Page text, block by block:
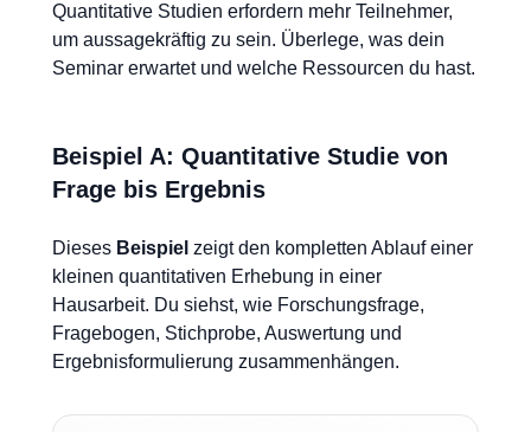
Quantitative Studien erfordern mehr Teilnehmer,
um aussagekräftig zu sein. Überlege, was dein
Seminar erwartet und welche Ressourcen du hast.
Beispiel A: Quantitative Studie von
Frage bis Ergebnis
Dieses Beispiel zeigt den kompletten Ablauf einer
kleinen quantitativen Erhebung in einer
Hausarbeit. Du siehst, wie Forschungsfrage,
Fragebogen, Stichprobe, Auswertung und
Ergebnisformulierung zusammenhängen.